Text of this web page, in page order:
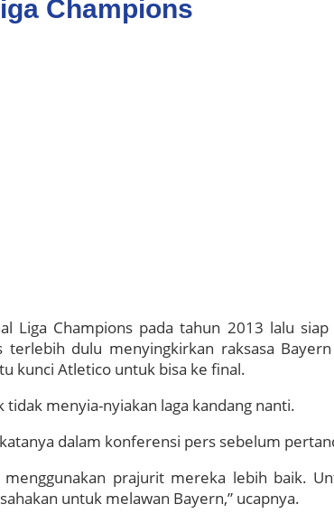
Champions
Liga Champions pada tahun 2013 lalu
dulu menyingkirkan raksasa
kunci Atletico untuk bisa ke final.
menyia-nyiakan laga kandang nanti.
dalam konferensi pers sebelum
prajurit mereka lebih baik.
untuk melawan Bayern,” ucapnya.